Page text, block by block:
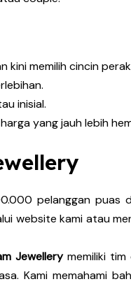
kini memilih cincin
inisial.
yang jauh lebih
pelanggan puas
website kami atau
Jewellerymemiliki tim
Kami memahami